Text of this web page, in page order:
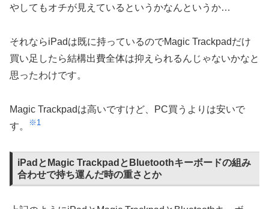
やしてもオチが見えているというかなんというか…
それならiPadは既に持っているのでMagic Trackpadだけ
買い足したら結構出費全体は抑えられるんじゃないかなと
思ったわけです。
Magic Trackpadは高いですけど、PC買うよりは安いで
す。
※1
iPadとMagic TrackpadとBluetoothキーボードの組み
合わせで持ち運んだ時の重さとか